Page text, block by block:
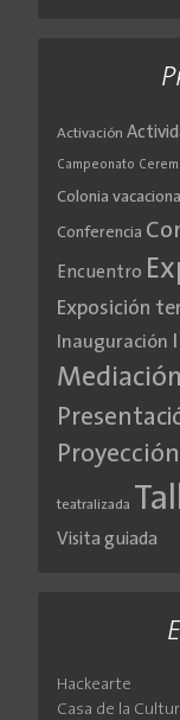
Activación
Campeonato
Colonia
Conferencia
Encuentro
Exposición
Inauguración
Proyección
teatralizada
Visita guiada
Hackearte
Casa de la